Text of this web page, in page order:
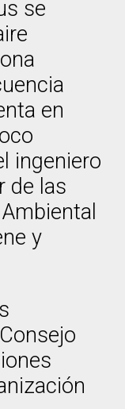
se
en
ingeniero
de las
y